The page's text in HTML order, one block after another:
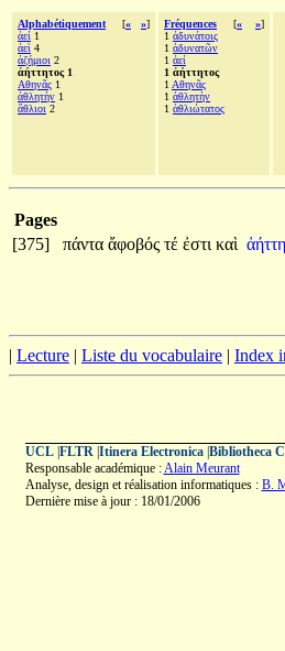
Alphabétiquement [« »]
ἀεί 1
ἀεὶ 4
ἀζήμιοι 2
ἀήττητος 1
Αθηνᾶς 1
ἀθλητὴν 1
ἄθλιοι 2
Fréquences [« »]
1 ἀδυνάτοις
1 ἀδυνατῶν
1 ἀεί
1 ἀήττητος
1 Αθηνᾶς
1 ἀθλητὴν
1 ἀθλιώτατος
Pages
[375]
πάντα ἄφοβός τέ ἐστι καὶ
| Lecture | Liste du vocabulaire | Index
UCL| FLTR| Itinera Electronica| Bibliotheca
Responsable académique :Alain Meurant
Analyse, design et réalisation informatiques : B.
Dernière mise à jour : 18/01/2006